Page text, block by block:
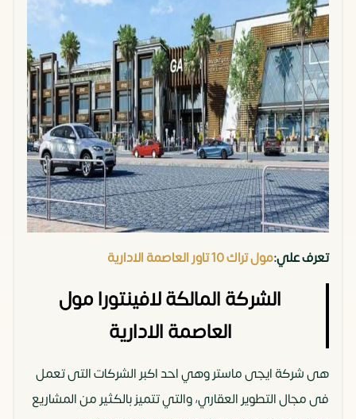
تعرف علي:مول تراك 10 تاور العاصمة الادارية
الشركة المالكة لافينتورا مول
العاصمة الادارية
هى شركة ايجى ماستر وهي احد اكبر الشركات التى تعمل
فى مجال التطوير العقاري، والتي تتميز بالكثير من المشاريع